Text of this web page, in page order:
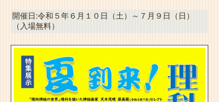
開催日:令和５年６月１０日（土）～７月９日（日）
（入場無料）